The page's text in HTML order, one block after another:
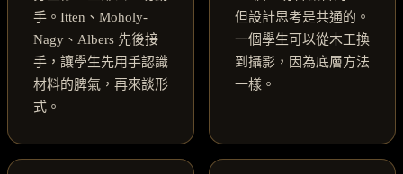
手。Itten、Moholy-
Nagy、Albers 先後接
手，讓學生先用手認識
材料的脾氣，再來談形
式。
但設計思考是共通的。
一個學生可以從木工換
到攝影，因為底層方法
一樣。